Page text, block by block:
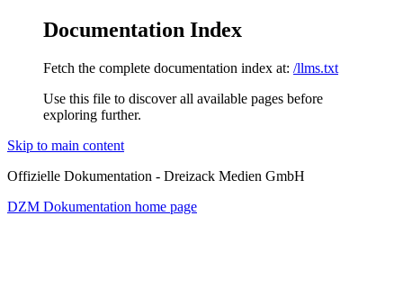
Documentation Index
Fetch the complete documentation index at: /llms.txt
Use this file to discover all available pages before
exploring further.
Skip to main content
Offizielle Dokumentation - Dreizack Medien GmbH
DZM Dokumentation home page